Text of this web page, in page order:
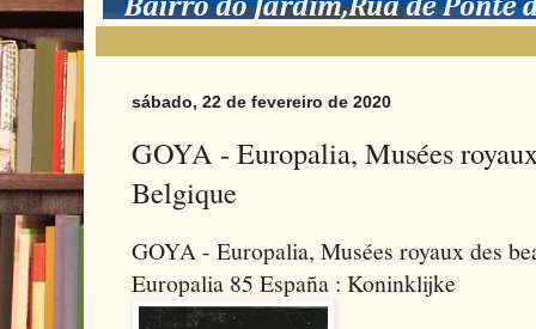
sábado, 22 de fevereiro de 2020
GOYA - Europalia, Musées
Belgique
GOYA - Europalia, Musées royaux des
Europalia 85 España : Koninklijke